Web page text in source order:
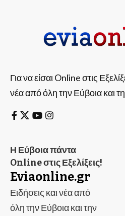
Για να είσαι Online στις
νέα από όλη την Εύβοια και
Η Εύβοια πάντα
Online στις Εξελίξεις!
Eviaonline.gr
Ειδήσεις και νέα από
όλη την Εύβοια και την